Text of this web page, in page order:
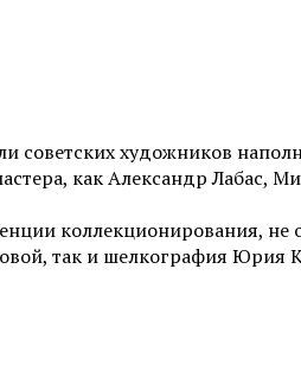
советских художников
как Александр Лабас,
коллекционирования,
так и шелкография Юрия